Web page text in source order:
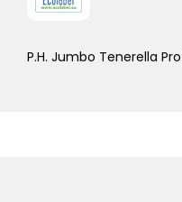
P.H. Jumbo Tenerella